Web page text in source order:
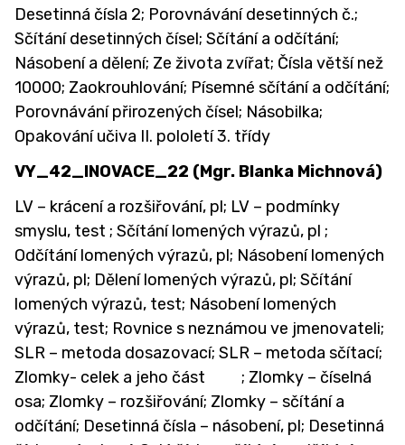
Desetinná čísla 2; Porovnávání desetinných č.;
Sčítání desetinných čísel; Sčítání a odčítání;
Násobení a dělení; Ze života zvířat; Čísla větší než
10000; Zaokrouhlování; Písemné sčítání a odčítání;
Porovnávání přirozených čísel; Násobilka;
Opakování učiva II. pololetí 3. třídy
VY_42_INOVACE_22 (Mgr. Blanka Michnová)
LV – krácení a rozšiřování, pl; LV – podmínky
smyslu, test ; Sčítání lomených výrazů, pl ;
Odčítání lomených výrazů, pl; Násobení lomených
výrazů, pl; Dělení lomených výrazů, pl; Sčítání
lomených výrazů, test; Násobení lomených
výrazů, test; Rovnice s neznámou ve jmenovateli;
SLR – metoda dosazovací; SLR – metoda sčítací;
Zlomky- celek a jeho část ; Zlomky – číselná
osa; Zlomky – rozšiřování; Zlomky – sčítání a
odčítání; Desetinná čísla – násobení, pl; Desetinná